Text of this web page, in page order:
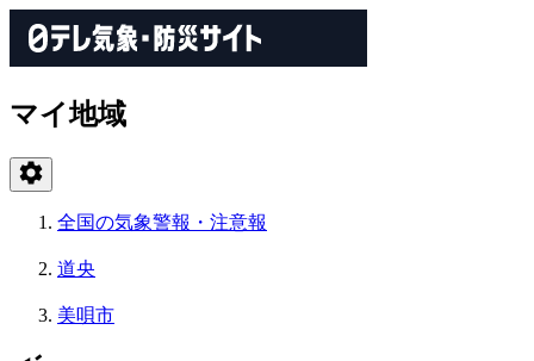
マイ地域
全国の気象警報・注意報
道央
美唄市